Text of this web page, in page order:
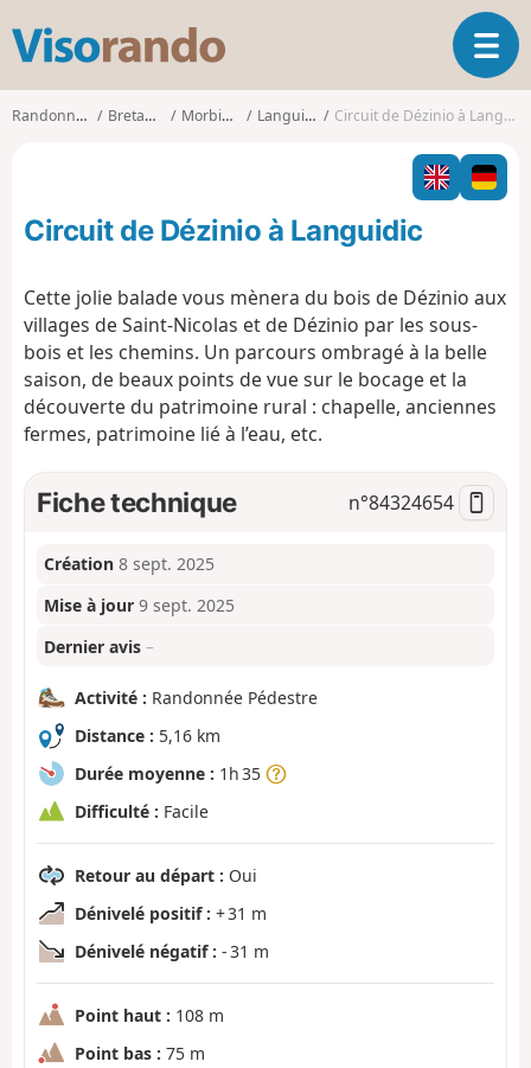
s
o
O
u
i
r
l
v
g
t
n
Randonnées Bretagne Morbihan Languidic Circuit de Dézinio à Languidic
Circuit de Dézinio à Languidic
Cette jolie balade vous mènera du bois de Dézinio aux
villages de Saint-Nicolas et de Dézinio par les sous-
bois et les chemins. Un parcours ombragé à la belle
saison, de beaux points de vue sur le bocage et la
découverte du patrimoine rural : chapelle, anciennes
fermes, patrimoine lié à l’eau, etc.
Fiche technique n°84324654
Création 8 sept. 2025
Mise à jour 9 sept. 2025
Dernier avis –
Activité : Randonnée Pédestre
Distance : 5,16 km
Durée moyenne : 1h 35
Difficulté : Facile
Retour au départ : Oui
Dénivelé positif : + 31 m
Dénivelé négatif : - 31 m
Point haut : 108 m
Point bas : 75 m